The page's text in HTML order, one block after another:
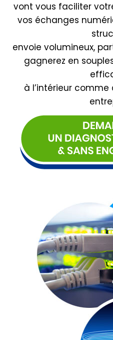
vont vous faciliter
vos échanges
envoie volumineux,
gagnerez en
à l’intérieur comme